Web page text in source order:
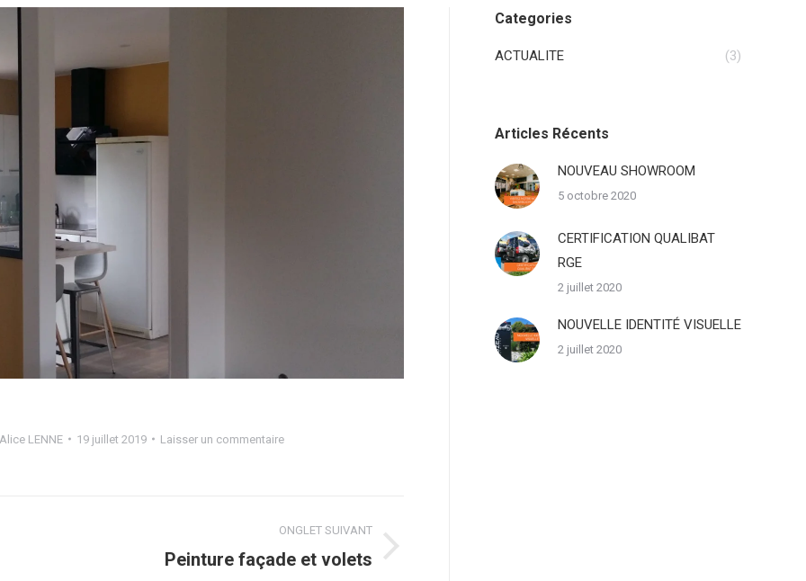
Alice LENNE 19 juillet 2019 Laisser un commentaire
ONGLET SUIVANT
Peinture façade et volets
Categories
ACTUALITE (3)
Articles Récents
NOUVEAU SHOWROOM
5 octobre 2020
CERTIFICATION QUALIBAT
RGE
2 juillet 2020
NOUVELLE IDENTITÉ VISUELLE
2 juillet 2020